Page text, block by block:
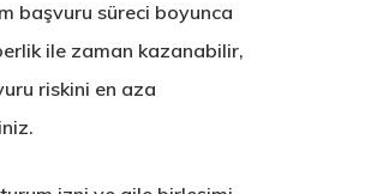
başvuru süreci boyunca
ile zaman kazanabilir,
riskini en aza
Veri Politikası
Yunanistan
Oturma İzni –